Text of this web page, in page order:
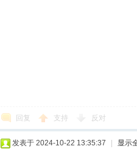
回复 支持 反对
发表于 2024-10-22 13:35:37 显示